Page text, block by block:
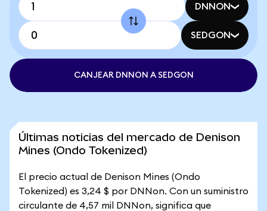
DNNON
SEDGON
CANJEAR DNNON A SEDGON
Últimas noticias del mercado de Denison
Mines (Ondo Tokenized)
El precio actual de Denison Mines (Ondo
Tokenized) es 3,24 $ por DNNon. Con un suministro
circulante de 4,57 mil DNNon, significa que